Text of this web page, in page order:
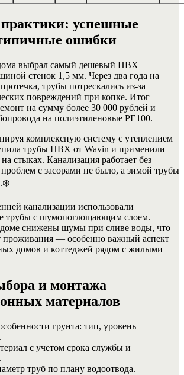
успешные
ошибки
выбрал самый дешевый ПВХ
стенок 1,5 мм. Через два года на
трубы потрескались из-за
повреждений при копке. Итог —
на сумму более 30 000 рублей и
на полиэтиленовые PE100.
комплексную систему с утеплением
трубы ПВХ от Wavin и применили
стыках. Канализация работает без
с засорами не было, а зимой трубы
❄️
канализации использовали
трубы с шумопоглощающим слоем.
доме снижены шумы при сливе воды, что
проживания — особенно важный аспект
домов и коттеджей рядом с жилыми
и монтажа
материалов
грунта: тип, уровень
с учетом срока службы и
труб по плану водоотвода.